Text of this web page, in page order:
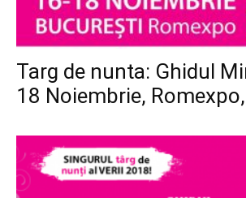
Targ de nunta: Ghidul
18 Noiembrie,